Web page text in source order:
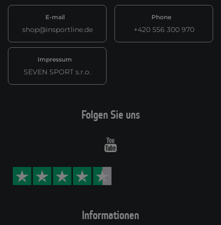
E-mail
shop@insportline.de
Phone
+420 556 300 970
Impressum
SEVEN SPORT s.r.o.
Informationen
Folgen Sie uns
Youtube